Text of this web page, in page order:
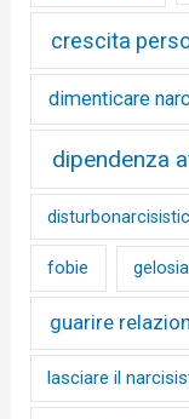
crescita
dimenticare
dipendenza
fobie
guarire
lasciare il